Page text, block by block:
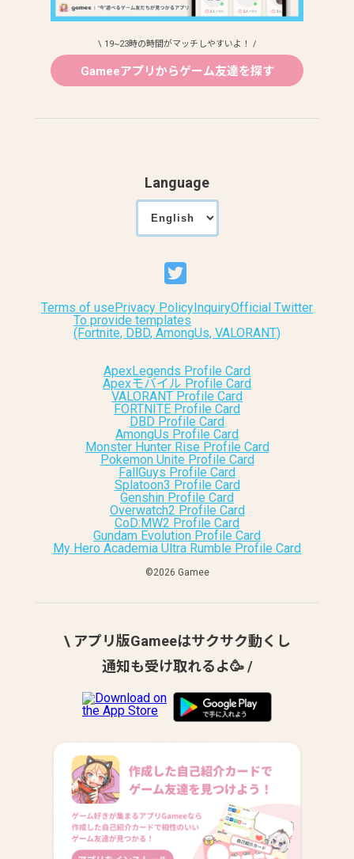
\ 19~23時の時間がマッチしやすいよ！ /
Gameeアプリからゲーム友達を探す
Language
Terms of usePrivacy Policy InquiryOfficial Twitter
To provide templates
(Fortnite, DBD, AmongUs, VALORANT)
ApexLegends Profile Card
Apexモバイル Profile Card
VALORANT Profile Card
FORTNITE Profile Card
DBD Profile Card
AmongUs Profile Card
Monster Hunter Rise Profile Card
Pokemon Unite Profile Card
FallGuys Profile Card
Splatoon3 Profile Card
Genshin Profile Card
Overwatch2 Profile Card
CoD:MW2 Profile Card
Gundam Evolution Profile Card
My Hero Academia Ultra Rumble Profile Card
©︎2026 Gamee
\ アプリ版Gameeはサクサク動くし
通知も受け取れるよ🥳 /